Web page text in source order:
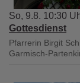
So, 9.8. 10:30
Gottesdienst
Pfarrerin Birgit
Garmisch-